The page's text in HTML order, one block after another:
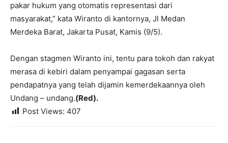
pakar hukum yang otomatis representasi dari
masyarakat,” kata Wiranto di kantornya, Jl Medan
Merdeka Barat, Jakarta Pusat, Kamis (9/5).
Dengan stagmen Wiranto ini, tentu para tokoh dan rakyat
merasa di kebiri dalam penyampai gagasan serta
pendapatnya yang telah dijamin kemerdekaannya oleh
Undang – undang.(Red).
Post Views: 407